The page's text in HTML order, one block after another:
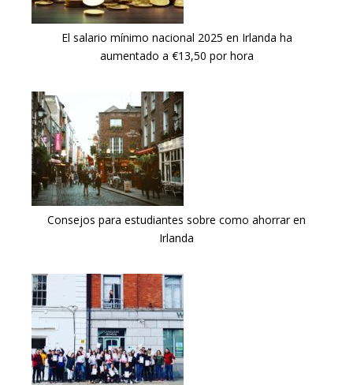
El salario mínimo nacional 2025 en Irlanda ha
aumentado a €13,50 por hora
Consejos para estudiantes sobre como ahorrar en
Irlanda